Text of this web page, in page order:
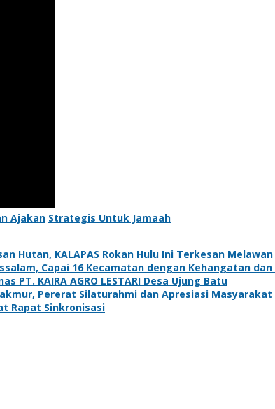
Ajakan Strategis Untuk Jamaah
Hutan, KALAPAS Rokan Hulu Ini Terkesan
Capai 16 Kecamatan dengan Kehangatan dan
KAIRA AGRO LESTARI Desa Ujung Batu
Pererat Silaturahmi dan Apresiasi Masyarakat
Rapat Sinkronisasi